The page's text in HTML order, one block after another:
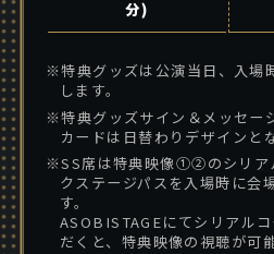
分)
※特典グッズは公演当日、入場
します。
※特典グッズサイン＆メッセー
カードは日替わりデザインと
※SS席は特典映像①②のシリア
クステージパスを入場時に会
す。
ASOBISTAGEにてシリアル
だくと、特典映像の視聴が可能